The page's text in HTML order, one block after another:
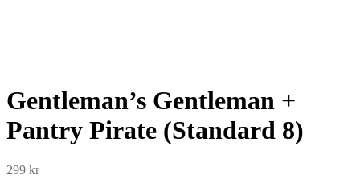
Gentleman’s Gentleman +
Pantry Pirate (Standard 8)
299 kr